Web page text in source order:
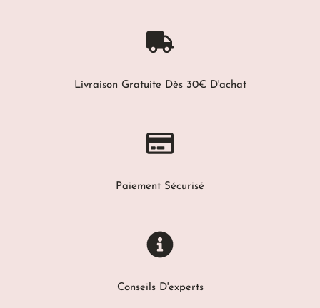
Livraison Gratuite Dès 30€ D'achat
Paiement Sécurisé
Conseils D'experts